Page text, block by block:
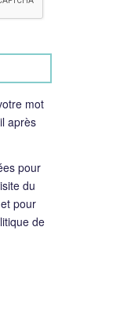
mot
après
pour
du
pour
de